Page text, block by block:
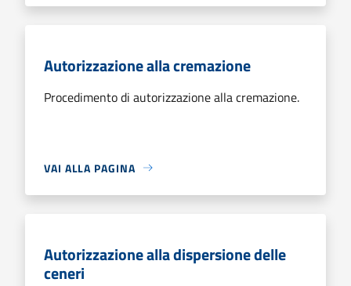
Autorizzazione alla cremazione
Procedimento di autorizzazione alla cremazione.
VAI ALLA PAGINA
Autorizzazione alla dispersione delle
ceneri